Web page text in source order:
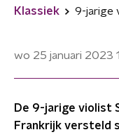
Klassiek
wo 25 januari 2023
De 9-jarige violist
Frankrijk versteld